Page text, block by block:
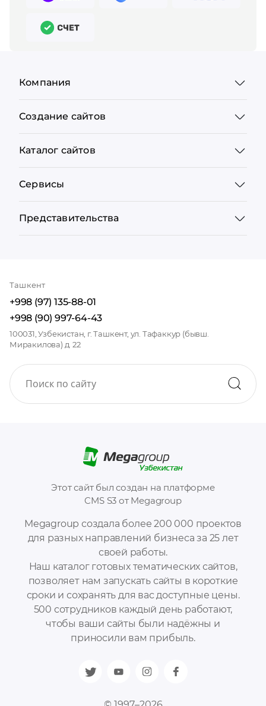
Megagroup создала более 200 000 проектов
для разных направлений бизнеса за 25 лет
своей работы.
Наш каталог готовых тематических сайтов,
позволяет нам запускать сайты в короткие
сроки и сохранять для вас доступные цены.
500 сотрудников каждый день работают,
чтобы ваши сайты были надёжны и
приносили вам прибыль.
Этот сайт был создан на платформе
CMS S3 от Megagroup
Компания
Создание сайтов
Каталог сайтов
Сервисы
Представительства
Ташкент
+998 (97) 135-88-01
+998 (90) 997-64-43
100031, Узбекистан, г. Ташкент, ул. Тафаккур (бывш.
Миракилова) д. 22